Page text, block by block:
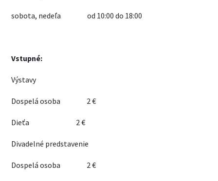
sobota, nedeľa od 10:00 do 18:00
Vstupné:
Výstavy
Dospelá osoba 2 €
Dieťa 2 €
Divadelné predstavenie
Dospelá osoba 2 €